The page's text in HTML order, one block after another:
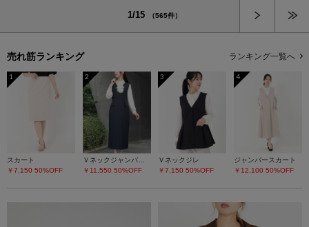
1/15 （565件）
売れ筋ランキング ランキング一覧へ
1
スカート
￥7,150 50%OFF
2
Ｖネックジャンパースカート
￥11,550 50%OFF
3
Ｖネックジレ
￥7,150 50%OFF
4
ジャンパースカート
￥12,100 50%OFF